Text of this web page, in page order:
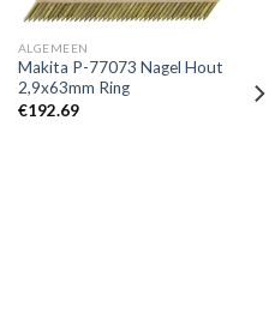
aan
ALGEMEEN
Makita P-77073 Nagel Hout
2,9x63mm Ring
€192.69